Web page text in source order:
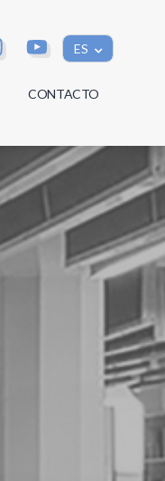
ES
CONTACTO